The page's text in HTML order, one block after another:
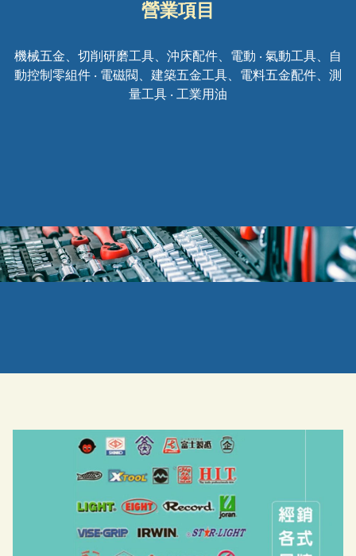
營業項目
機械五金、切削研磨工具、沖床配件、電動 ‧ 氣動工具、自
動控制零組件 ‧ 電磁閥、建築五金工具、電料五金配件、測
量工具 ‧ 工業用油